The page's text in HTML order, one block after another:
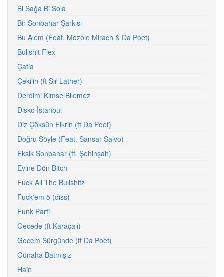
Bi Sağa Bi Sola
Bir Sonbahar Şarkısı
Bu Alem (Feat. Mozole Mirach & Da Poet)
Bullshit Flex
Çatla
Çekilin (ft Sir Lather)
Derdimi Kimse Bilemez
Disko İstanbul
Diz Çöksün Fikrin (ft Da Poet)
Doğru Söyle (Feat. Sansar Salvo)
Eksik Sonbahar (ft. Şehinşah)
Evine Dön Bitch
Fuck All The Bullshitz
Fuck'em 5 (diss)
Funk Parti
Gecede (ft Karaçalı)
Gecem Sürgünde (ft Da Poet)
Günaha Batmışız
Hain